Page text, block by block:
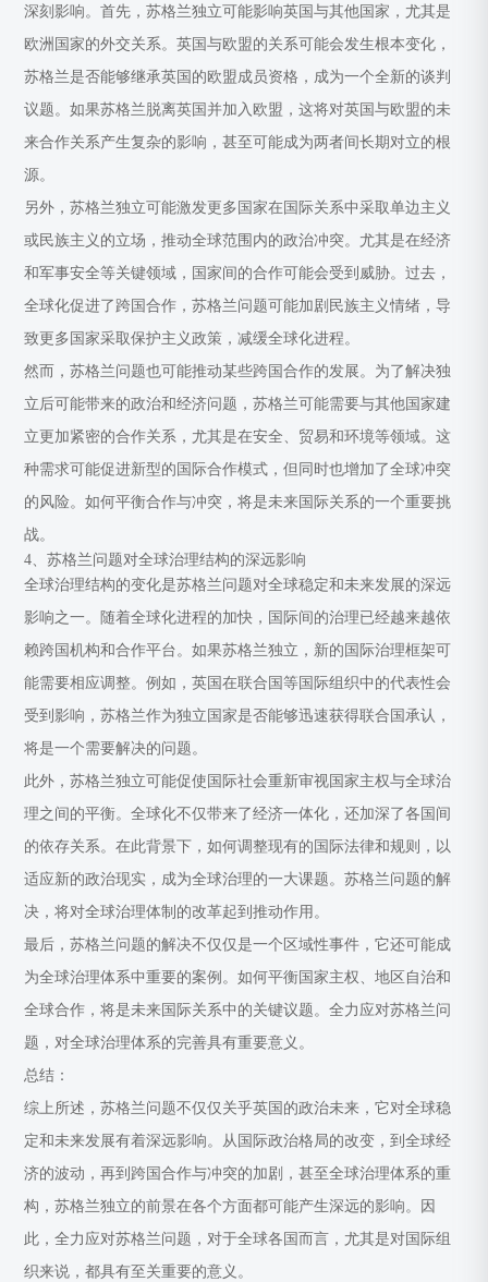
深刻影响。首先，苏格兰独立可能影响英国与其他国家，尤其是
欧洲国家的外交关系。英国与欧盟的关系可能会发生根本变化，
苏格兰是否能够继承英国的欧盟成员资格，成为一个全新的谈判
议题。如果苏格兰脱离英国并加入欧盟，这将对英国与欧盟的未
来合作关系产生复杂的影响，甚至可能成为两者间长期对立的根
源。
另外，苏格兰独立可能激发更多国家在国际关系中采取单边主义
或民族主义的立场，推动全球范围内的政治冲突。尤其是在经济
和军事安全等关键领域，国家间的合作可能会受到威胁。过去，
全球化促进了跨国合作，苏格兰问题可能加剧民族主义情绪，导
致更多国家采取保护主义政策，减缓全球化进程。
然而，苏格兰问题也可能推动某些跨国合作的发展。为了解决独
立后可能带来的政治和经济问题，苏格兰可能需要与其他国家建
立更加紧密的合作关系，尤其是在安全、贸易和环境等领域。这
种需求可能促进新型的国际合作模式，但同时也增加了全球冲突
的风险。如何平衡合作与冲突，将是未来国际关系的一个重要挑
战。
4、苏格兰问题对全球治理结构的深远影响
全球治理结构的变化是苏格兰问题对全球稳定和未来发展的深远
影响之一。随着全球化进程的加快，国际间的治理已经越来越依
赖跨国机构和合作平台。如果苏格兰独立，新的国际治理框架可
能需要相应调整。例如，英国在联合国等国际组织中的代表性会
受到影响，苏格兰作为独立国家是否能够迅速获得联合国承认，
将是一个需要解决的问题。
此外，苏格兰独立可能促使国际社会重新审视国家主权与全球治
理之间的平衡。全球化不仅带来了经济一体化，还加深了各国间
的依存关系。在此背景下，如何调整现有的国际法律和规则，以
适应新的政治现实，成为全球治理的一大课题。苏格兰问题的解
决，将对全球治理体制的改革起到推动作用。
最后，苏格兰问题的解决不仅仅是一个区域性事件，它还可能成
为全球治理体系中重要的案例。如何平衡国家主权、地区自治和
全球合作，将是未来国际关系中的关键议题。全力应对苏格兰问
题，对全球治理体系的完善具有重要意义。
总结：
综上所述，苏格兰问题不仅仅关乎英国的政治未来，它对全球稳
定和未来发展有着深远影响。从国际政治格局的改变，到全球经
济的波动，再到跨国合作与冲突的加剧，甚至全球治理体系的重
构，苏格兰独立的前景在各个方面都可能产生深远的影响。因
此，全力应对苏格兰问题，对于全球各国而言，尤其是对国际组
织来说，都具有至关重要的意义。